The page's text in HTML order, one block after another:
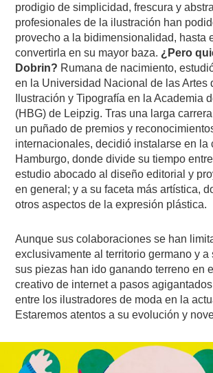
prodigio de simplicidad, frescura y
profesionales de la ilustración han
provecho a la bidimensionalidad, hasta
convertirla en su mayor baza. ¿Pero
Dobrin? Rumana de nacimiento,
en la Universidad Nacional de las Artes
Ilustración y Tipografía en la Academia
(HBG) de Leipzig. Tras una larga
un puñado de premios y
internacionales, decidió instalarse en la
Hamburgo, donde divide su tiempo
estudio abocado al diseño editorial y
en general; y a su faceta más artística,
otros aspectos de la expresión plástica.
Aunque sus colaboraciones se han
exclusivamente al territorio germano y a
sus piezas han ido ganando terreno en
creativo de internet a pasos
entre los ilustradores de moda en la
Estaremos atentos a su evolución y